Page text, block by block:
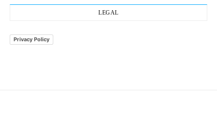
LEGAL
Privacy Policy